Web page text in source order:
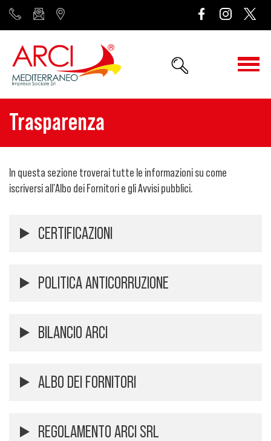
Trasparenza
In questa sezione troverai tutte le informazioni su come
iscriversi all’Albo dei Fornitori e gli Avvisi pubblici.
CERTIFICAZIONI
POLITICA ANTICORRUZIONE
BILANCIO ARCI
ALBO DEI FORNITORI
REGOLAMENTO ARCI SRL